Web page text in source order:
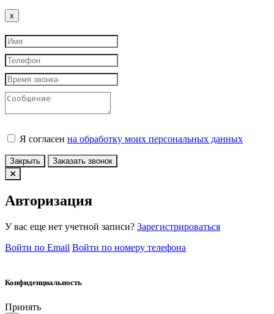
x
Я согласен на обработку моих персональных данных
Закрыть Заказать звонок
Авторизация
У вас еще нет учетной записи? Зарегистрироваться
Войти по Email Войти по номеру телефона
Конфиденциальность
Принять